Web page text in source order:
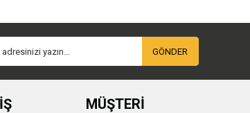
GÖNDER
MÜŞTERİ